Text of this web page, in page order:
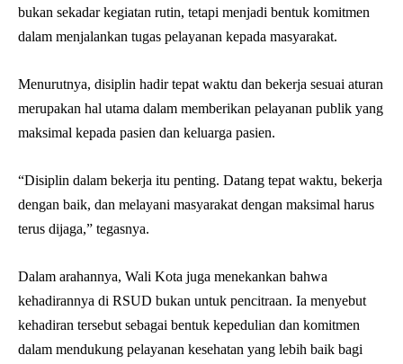
bukan sekadar kegiatan rutin, tetapi menjadi bentuk komitmen
dalam menjalankan tugas pelayanan kepada masyarakat.
Menurutnya, disiplin hadir tepat waktu dan bekerja sesuai aturan
merupakan hal utama dalam memberikan pelayanan publik yang
maksimal kepada pasien dan keluarga pasien.
“Disiplin dalam bekerja itu penting. Datang tepat waktu, bekerja
dengan baik, dan melayani masyarakat dengan maksimal harus
terus dijaga,” tegasnya.
Dalam arahannya, Wali Kota juga menekankan bahwa
kehadirannya di RSUD bukan untuk pencitraan. Ia menyebut
kehadiran tersebut sebagai bentuk kepedulian dan komitmen
dalam mendukung pelayanan kesehatan yang lebih baik bagi